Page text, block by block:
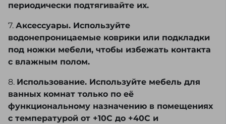
периодически подтягивайте их.
7. Аксессуары. Используйте
водонепроницаемые коврики или подкладки
под ножки мебели, чтобы избежать контакта
с влажным полом.
8. Использование. Используйте мебель для
ванных комнат только по её
функциональному назначению в помещениях
с температурой от +10С до +40С и